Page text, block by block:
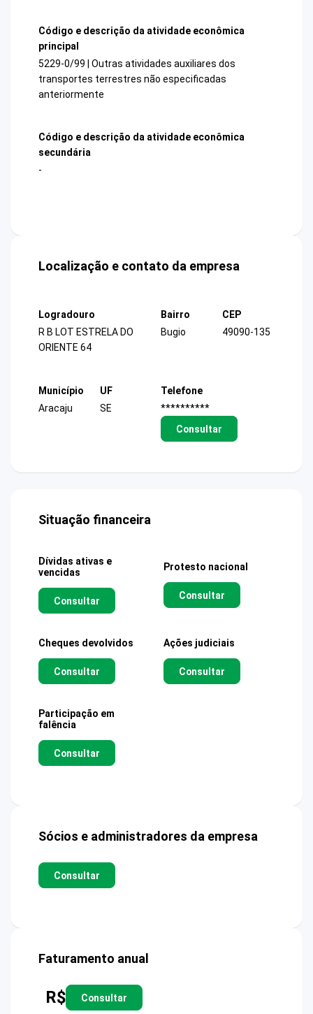
Código e descrição da atividade econômica
principal
5229-0/99 | Outras atividades auxiliares dos
transportes terrestres não especificadas
anteriormente
Código e descrição da atividade econômica
secundária
-
Localização e contato da empresa
Logradouro
R B LOT ESTRELA DO
ORIENTE 64
Bairro
Bugio
CEP
49090-135
Município
Aracaju
UF
SE
Telefone
**********
Consultar
Situação financeira
Dívidas ativas e
vencidas
Consultar
Protesto nacional
Consultar
Cheques devolvidos
Consultar
Ações judiciais
Consultar
Participação em
falência
Consultar
Sócios e administradores da empresa
Consultar
Faturamento anual
R$ Consultar